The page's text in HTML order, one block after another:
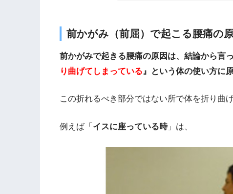
前かがみ（前屈）で起こる腰痛の
前かがみで起きる腰痛の原因は、結論から言
り曲げてしまっている 』という体の使い方に
この折れるべき部分ではない所で体を折り曲
例えば「 イスに座っている時」は、